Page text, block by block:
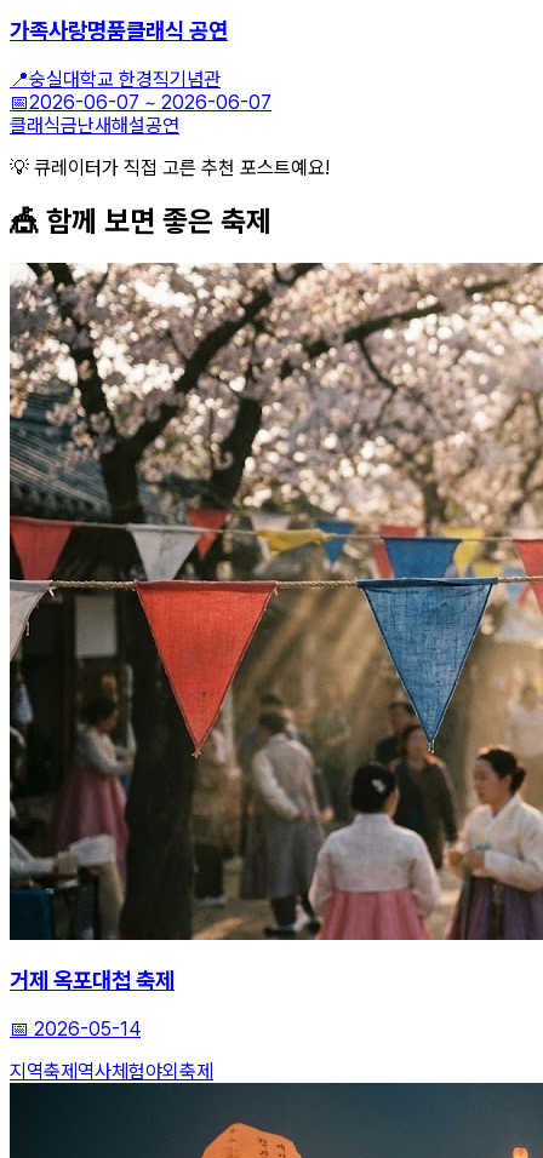
가족사랑명품클래식 공연
📍숭실대학교 한경직기념관
📅2026-06-07 ~ 2026-06-07
클래식금난새해설공연
💡 큐레이터가 직접 고른 추천 포스트예요!
🎪 함께 보면 좋은 축제
거제 옥포대첩 축제
📅 2026-05-14
지역축제 역사체험야외축제